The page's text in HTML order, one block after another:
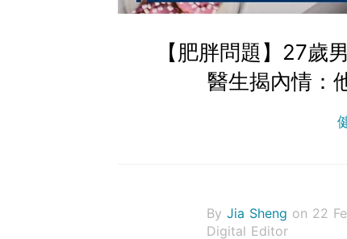
【肥胖問題】27歲
醫生揭內情：
By Jia Sheng on 22
Digital Editor